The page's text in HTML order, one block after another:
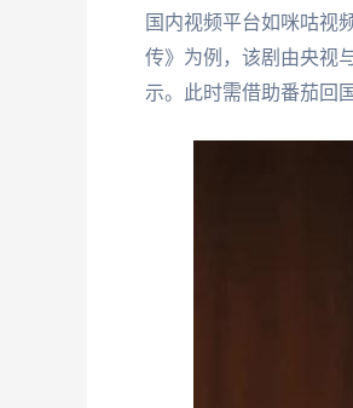
国内视频平台如咪咕视
传》为例，该剧由央视
示。此时需借助番茄回